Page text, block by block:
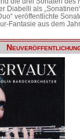
Diabelli als
veröffentlichte
Fantasie aus dem Jahr